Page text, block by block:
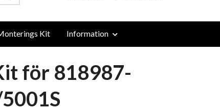
Kit Information
för 818987-